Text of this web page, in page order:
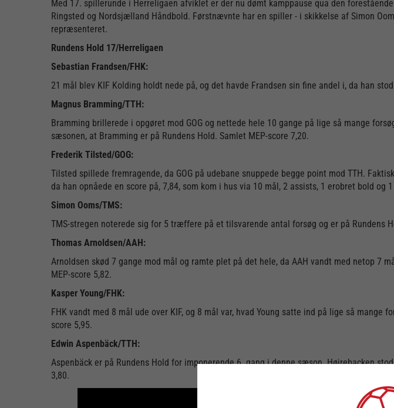
Med 17. spillerunde i Herreligaen afviklet er der nu dømt kamppause qua den
Ringsted og Nordsjælland Håndbold. Førstnævnte har en spiller - i skikkelse af Simon
repræsenteret.
Rundens Hold 17/Herreligaen
Sebastian Frandsen/FHK:
21 mål blev KIF Kolding holdt nede på, og det havde Frandsen sin fine andel i, da han
Magnus Bramming/TTH:
Bramming brillerede i opgøret mod GOG og nettede hele 10 gange på lige så mange
sæsonen, at Bramming er på Rundens Hold. Samlet MEP-score 7,20.
Frederik Tilsted/GOG:
Tilsted spillede fremragende, da GOG på udebane snuppede begge point mod TTH.
da han opnåede en score på, 7,84, som kom i hus via 10 mål, 2 assists, 1 erobret bold
Simon Ooms/TMS:
TMS-stregen noterede sig for 5 træffere på et tilsvarende antal forsøg og er på Rundens
Thomas Arnoldsen/AAH:
Arnoldsen skød 7 gange mod mål og ramte plet på det hele, da AAH vandt med netop
MEP-score 5,82.
Kasper Young/FHK:
FHK vandt med 8 mål ude over KIF, og 8 mål var, hvad Young satte ind på lige så
score 5,95.
Edwin Aspenbäck/TTH:
Aspenbäck er på Rundens Hold for imponerende 6. gang i denne sæson. Højrebacken
3,80.